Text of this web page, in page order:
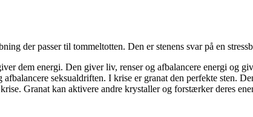
der passer til tommeltotten. Den er stenens svar på en
dem energi. Den giver liv, renser og afbalancere energi og
seksualdriften. I krise er granat den perfekte sten.
Granat kan aktivere andre krystaller og forstærker deres